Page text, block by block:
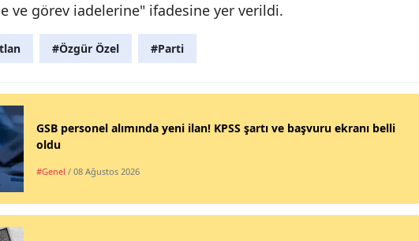
ve görev iadelerine" ifadesine yer verildi.
#Özgür Özel #Parti
GSB personel alımında yeni ilan! KPSS şartı ve başvuru ekranı belli
oldu
#Genel / 08 Ağustos 2026